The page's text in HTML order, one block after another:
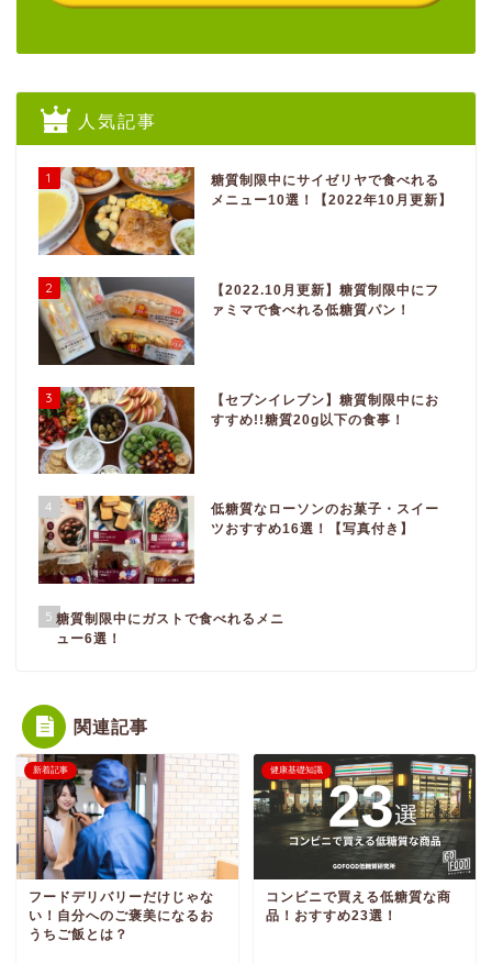
人気記事
1
糖質制限中にサイゼリヤで食べれる
メニュー10選！【2022年10月更新】
2
【2022.10月更新】糖質制限中にフ
ァミマで食べれる低糖質パン！
3
【セブンイレブン】糖質制限中にお
すすめ!!糖質20g以下の食事！
4
低糖質なローソンのお菓子・スイー
ツおすすめ16選！【写真付き】
5 糖質制限中にガストで食べれるメニ
ュー6選！
関連記事
新着記事
フードデリバリーだけじゃな
い！自分へのご褒美になるお
うちご飯とは？
健康基礎知識
コンビニで買える低糖質な商
品！おすすめ23選！